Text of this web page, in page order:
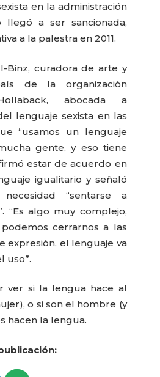
en la administración
llegó a ser sancionada,
a la palestra en 2011.
Binz, curadora de arte y
de la organización
abocada a
lenguaje sexista en las
“usamos un lenguaje
gente, y eso tiene
estar de acuerdo en
igualitario y señaló
“sentarse a
“Es algo muy complejo,
cerrarnos a las
expresión, el lenguaje va
uso”.
ver si la lengua hace al
o si son el hombre (y
hacen la lengua.